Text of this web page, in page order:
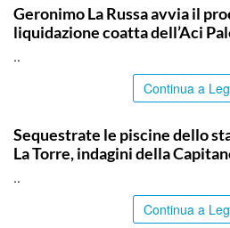
Geronimo La Russa avvia il
liquidazione coatta dell’Aci
..
Continua a
Sequestrate le piscine dello
La Torre, indagini della
..
Continua a